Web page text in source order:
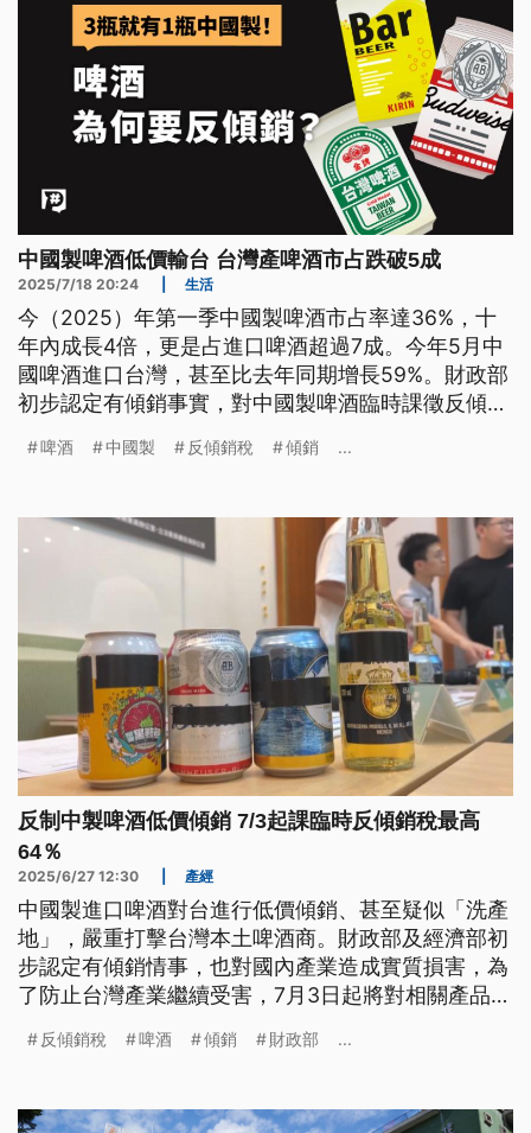
中國製啤酒低價輸台 台灣產啤酒市占跌破5成
2025/7/18 20:24 生活
今（2025）年第一季中國製啤酒市占率達36%，十
年內成長4倍，更是占進口啤酒超過7成。今年5月中
國啤酒進口台灣，甚至比去年同期增長59%。財政部
初步認定有傾銷事實，對中國製啤酒臨時課徵反傾銷
啤酒 中國製 反傾銷稅 傾銷 ...
反制中製啤酒低價傾銷 7/3起課臨時反傾銷稅最高
64％
2025/6/27 12:30 產經
中國製進口啤酒對台進行低價傾銷、甚至疑似「洗產
地」，嚴重打擊台灣本土啤酒商。財政部及經濟部初
步認定有傾銷情事，也對國內產業造成實質損害，為
了防止台灣產業繼續受害，7月3日起將對相關產品課
率最高會到64.14％。
反傾銷稅 啤酒 傾銷 財政部 ...